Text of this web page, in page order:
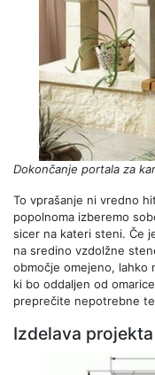
Dokončanje portala za
To vprašanje ni vredno
popolnoma izberemo
sicer na kateri steni. Če
na sredino vzdolžne
območje omejeno, lahko
ki bo oddaljen od
preprečite nepotrebne
Izdelava projekta